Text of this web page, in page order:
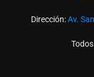
Dirección:Av.